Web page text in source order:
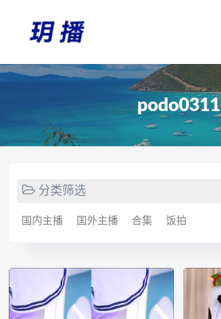
podo0311
分类筛选
国内主播 国外主播 合集 饭拍